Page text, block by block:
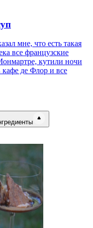
мне, что есть такая
все французские
кутили ночи
кафе де Флор и все